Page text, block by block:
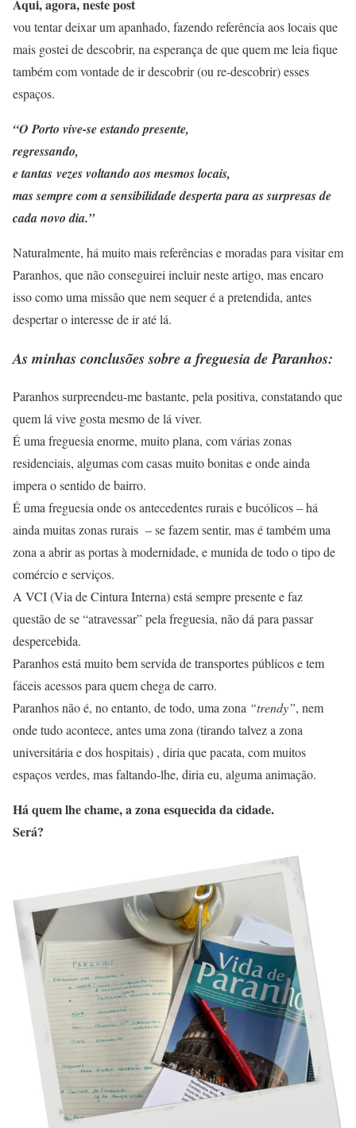
Aqui, agora, neste post
vou tentar deixar um apanhado, fazendo referência aos locais que
mais gostei de descobrir, na esperança de que quem me leia fique
também com vontade de ir descobrir (ou re-descobrir) esses
espaços.
“O Porto vive-se estando presente,
regressando,
e tantas vezes voltando aos mesmos locais,
mas sempre com a sensibilidade desperta para as surpresas de
cada novo dia.”
Naturalmente, há muito mais referências e moradas para visitar em
Paranhos, que não conseguirei incluir neste artigo, mas encaro
isso como uma missão que nem sequer é a pretendida, antes
despertar o interesse de ir até lá.
As minhas conclusões sobre a freguesia de Paranhos:
Paranhos surpreendeu-me bastante, pela positiva, constatando que
quem lá vive gosta mesmo de lá viver.
É uma freguesia enorme, muito plana, com várias zonas
residenciais, algumas com casas muito bonitas e onde ainda
impera o sentido de bairro.
É uma freguesia onde os antecedentes rurais e bucólicos – há
ainda muitas zonas rurais – se fazem sentir, mas é também uma
zona a abrir as portas à modernidade, e munida de todo o tipo de
comércio e serviços.
A VCI (Via de Cintura Interna) está sempre presente e faz
questão de se “atravessar” pela freguesia, não dá para passar
despercebida.
Paranhos está muito bem servida de transportes públicos e tem
fáceis acessos para quem chega de carro.
Paranhos não é, no entanto, de todo, uma zona “trendy”, nem
onde tudo acontece, antes uma zona (tirando talvez a zona
universitária e dos hospitais) , diria que pacata, com muitos
espaços verdes, mas faltando-lhe, diria eu, alguma animação.
Há quem lhe chame, a zona esquecida da cidade.
Será?